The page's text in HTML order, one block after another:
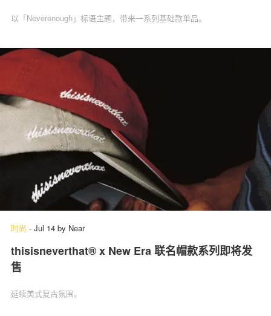
以「Neverenough」标语主题，带来一系列基础款单品。
时尚 - Jul 14 by Near
thisisneverthat® x New Era 联名帽款系列即将发
售
延续美式复古氛围。